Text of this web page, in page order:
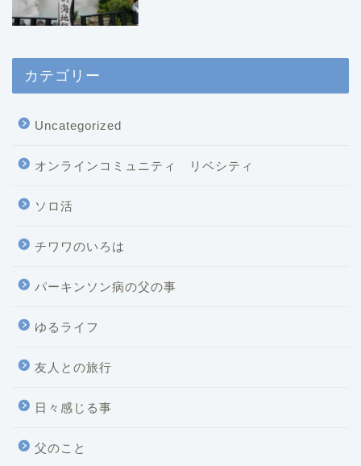
カテゴリー
Uncategorized
オンラインコミュニティ リベシティ
ソロ活
チワワのいろは
パーキンソン病の父の事
ゆるライフ
友人との旅行
日々感じる事
父のこと